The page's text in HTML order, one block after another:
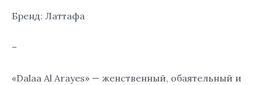
Бренд: Латтафа
–
«Dalaa Al Arayes» — женственный, обаятельный и